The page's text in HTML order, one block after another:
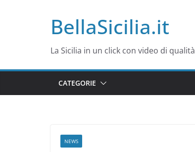
BellaSicilia.it
La Sicilia in un click con video di qualità
CATEGORIE
NEWS